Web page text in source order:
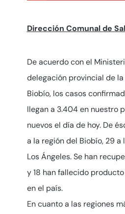
Dirección Comunal de
De acuerdo con el
delegación provincial de la
Biobío, los casos
llegan a 3.404 en nuestro
nuevos el día de hoy. De
a la región del Biobío, 29 a
Los Ángeles. Se han
y 18 han fallecido
en el país.
En cuanto a las regiones